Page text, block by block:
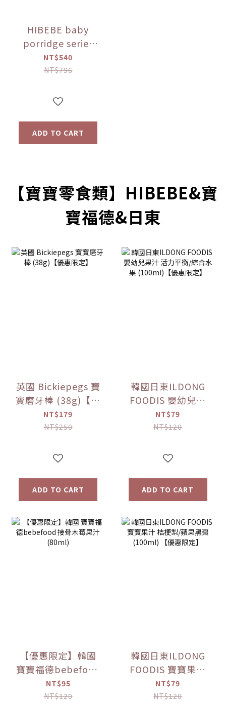
HIBEBE baby
porridge series
(applicable to 9
months and
NT$540
NT$796
ADD TO CART
【寶寶零食類】HIBEBE&寶
寶福德&日東
英國 Bickiepegs 寶
寶磨牙棒 (38g)【優
惠限定】
NT$179
NT$250
ADD TO CART
韓國日東ILDONG
FOODIS 嬰幼兒果
果 (100ml)【優惠
NT$79
NT$120
ADD TO CART
【優惠限定】韓國
寶寶福德bebefood
接骨木莓果汁
(80ml)
NT$95
NT$120
韓國日東ILDONG
FOODIS 寶寶果汁
桔梗梨/蘋果黑棗
(100ml) 【優惠限
NT$79
NT$120